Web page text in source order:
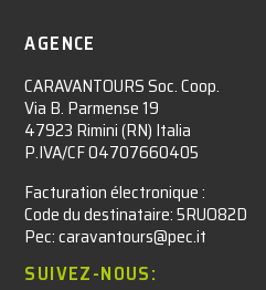
AGENCE
CARAVANTOURS Soc. Coop.
Via B. Parmense 19
47923 Rimini (RN) Italia
P.IVA/CF 04707660405
Facturation électronique :​
Code du destinataire: 5RUO82D
Pec: caravantours@pec.it
SUIVEZ-NOUS: